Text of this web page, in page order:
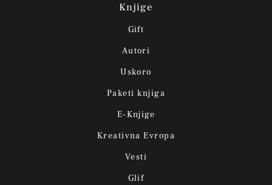
Knjige
Gift
Autori
Uskoro
Paketi knjiga
E-Knjige
Kreativna Evropa
Vesti
Glif